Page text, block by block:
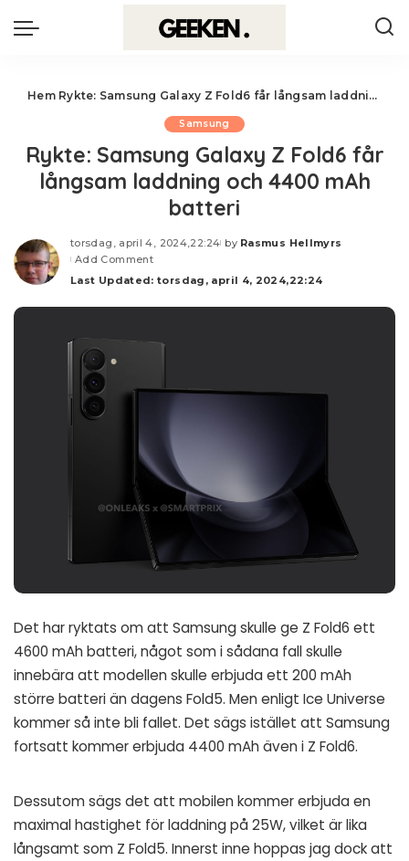
Hem Rykte: Samsung Galaxy Z Fold6 får långsam laddning och 4400 mAh batteri
Samsung
Rykte: Samsung Galaxy Z Fold6 får
långsam laddning och 4400 mAh
batteri
torsdag, april 4, 2024,22:24
Posted
by Rasmus Hellmyrs
Add Comment
Last Updated: torsdag, april 4, 2024,22:24
Det har ryktats om att Samsung skulle ge Z Fold6 ett
4600 mAh batteri, något som i sådana fall skulle
innebära att modellen skulle erbjuda ett 200 mAh
större batteri än dagens Fold5. Men enligt Ice Universe
kommer så inte bli fallet. Det sägs istället att Samsung
fortsatt kommer erbjuda 4400 mAh även i Z Fold6.
Dessutom sägs det att mobilen kommer erbjuda en
maximal hastighet för laddning på 25W, vilket är lika
långsamt som Z Fold5. Innerst inne hoppas jag dock att